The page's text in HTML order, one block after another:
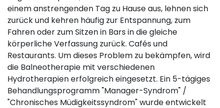
einem anstrengenden Tag zu Hause aus, lehnen sich
zurück und kehren häufig zur Entspannung, zum
Fahren oder zum Sitzen in Bars in die gleiche
körperliche Verfassung zurück. Cafés und
Restaurants. Um dieses Problem zu bekämpfen, wird
die Balneotherapie mit verschiedenen
Hydrotherapien erfolgreich eingesetzt. Ein 5-tägiges
Behandlungsprogramm "Manager-Syndrom" /
"Chronisches Müdigkeitssyndrom" wurde entwickelt